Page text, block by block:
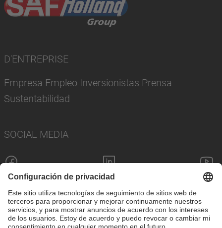
D'ENTREPRISE
Empresa Empleo Inversionistas Prensa
Sustentabilidad
SOCIAL MEDIA